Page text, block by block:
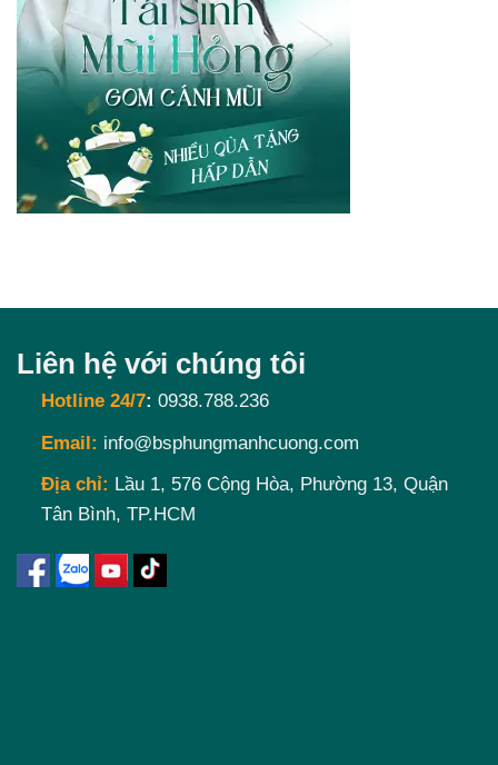
Liên hệ với chúng tôi
Hotline 24/7: 0938.788.236
Email: info@bsphungmanhcuong.com
Địa chỉ: Lầu 1, 576 Cộng Hòa, Phường 13, Quận
Tân Bình, TP.HCM